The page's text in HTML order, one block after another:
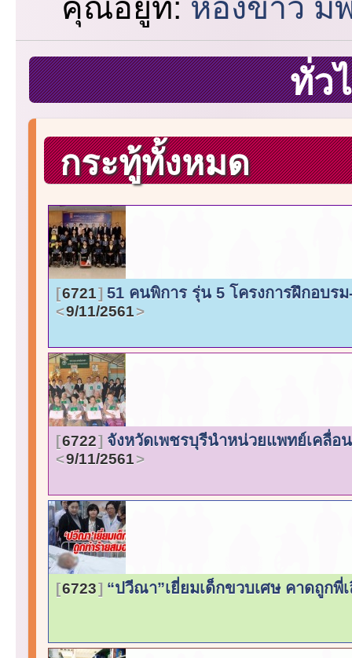
คุณอยู่ที่: ห้องข่าว
ทั่ว
กระทู้ทั้งหมด
6721 51 คนพิการ รุ่น 5 โครงการฝึกอบ
9/11/2561
6722 จังหวัดเพชรบุรีนำหน่วยแพทย์เคลื่
9/11/2561
6723 “ปวีณา”เยี่ยมเด็กขวบเศษ คาดถูกพี่